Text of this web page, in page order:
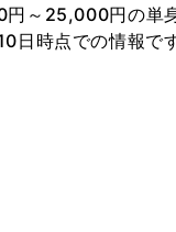
～25,000円の単
日時点での情報で